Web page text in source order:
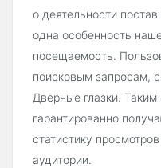
о деятельности
одна особенность
посещаемость.
поисковым запросам,
Дверные глазки.
гарантированно
статистику
аудитории.